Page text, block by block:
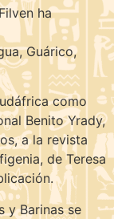
ha
Guárico,
como
Benito Yrady,
a la revista
de Teresa
y Barinas se